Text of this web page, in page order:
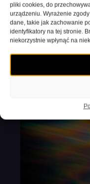
pliki cookies, do
urządzeniu. Wyrażenie
dane, takie jak zachowanie
identyfikatory na tej stronie.
niekorzystnie wpłynąć na